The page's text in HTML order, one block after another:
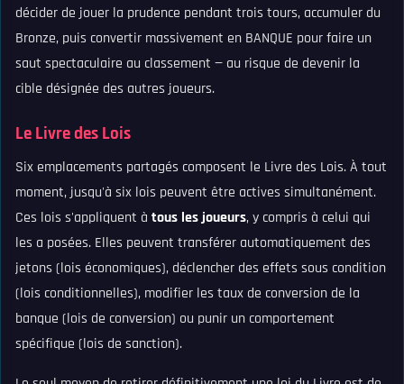
décider de jouer la prudence pendant trois tours, accumuler du
Bronze, puis convertir massivement en BANQUE pour faire un
saut spectaculaire au classement — au risque de devenir la
cible désignée des autres joueurs.
Le Livre des Lois
Six emplacements partagés composent le Livre des Lois. À tout
moment, jusqu'à six lois peuvent être actives simultanément.
Ces lois s'appliquent à tous les joueurs, y compris à celui qui
les a posées. Elles peuvent transférer automatiquement des
jetons (lois économiques), déclencher des effets sous condition
(lois conditionnelles), modifier les taux de conversion de la
banque (lois de conversion) ou punir un comportement
spécifique (lois de sanction).